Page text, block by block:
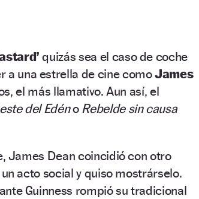
quizás sea el caso de coche
a una estrella de cine comoJames
el más llamativo. Aun así, el
del Edéno Rebelde sin causa
James Dean coincidió con otro
acto social y quiso mostrárselo.
Guinness rompió su tradicional